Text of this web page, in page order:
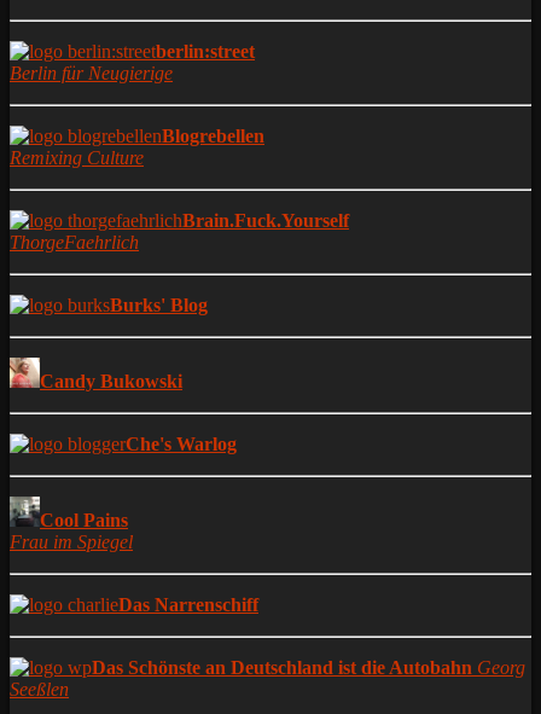
berlin:street
Berlin für Neugierige
Blogrebellen
Remixing Culture
Brain.Fuck.Yourself
ThorgeFaehrlich
Burks' Blog
Candy Bukowski
Che's Warlog
Cool Pains
Frau im Spiegel
Das Narrenschiff
Das Schönste an Deutschland ist die Autobahn Georg
Seeßlen